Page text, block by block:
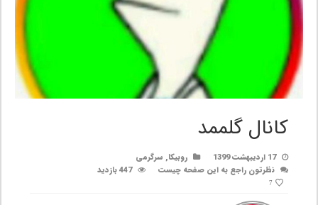
کانال گلممد
17 اردیبهشت 1399 روبیکا, سرگرمی
نظرتون راجع به این صفحه چیست
447 بازدید
7